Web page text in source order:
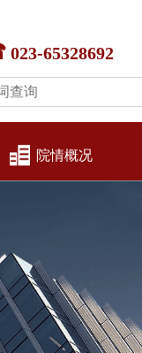
023-65328692
全国统一大市场
院情概况